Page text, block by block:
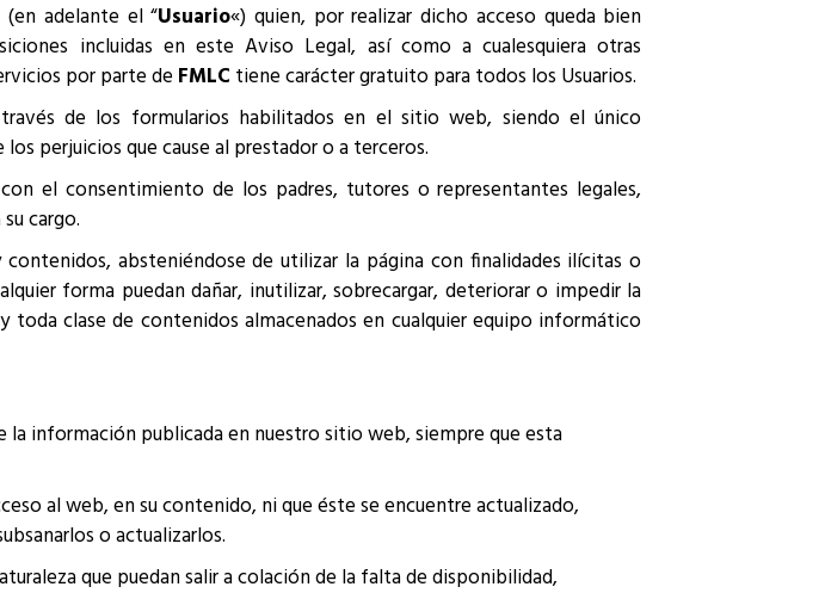
adelante el “Usuario«) quien, por realizar dicho acceso queda bien
incluidas en este Aviso Legal, así como a cualesquiera otras
por parte de FMLC tiene carácter gratuito para todos los Usuarios.
de los formularios habilitados en el sitio web, siendo el único
perjuicios que cause al prestador o a terceros.
el consentimiento de los padres, tutores o representantes legales,
cargo.
absteniéndose de utilizar la página con finalidades ilícitas o
forma puedan dañar, inutilizar, sobrecargar, deteriorar o impedir la
clase de contenidos almacenados en cualquier equipo informático
información publicada en nuestro sitio web, siempre que esta
al web, en su contenido, ni que éste se encuentre actualizado,
o actualizarlos.
que puedan salir a colación de la falta de disponibilidad,